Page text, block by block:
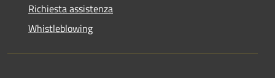
Richiesta assistenza
Whistleblowing